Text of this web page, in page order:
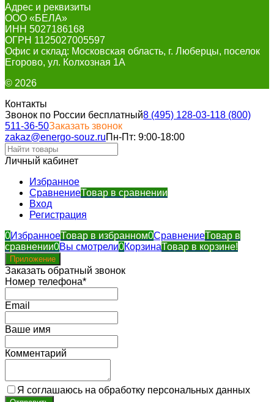
Адрес и реквизиты
ООО «БЕЛА»
ИНН 5027186168
ОГРН 1125027005597
Офис и склад: Московская область, г. Люберцы, поселок
Егорово, ул. Колхозная 1А
© 2026
Контакты
Звонок по России бесплатный8 (495) 128-03-118 (800)
511-36-50Заказать звонок
zakaz@energo-souz.ruПн-Пт: 9:00-18:00
Личный кабинет
Избранное
СравнениеТовар в сравнении
Вход
Регистрация
0ИзбранноеТовар в избранном0СравнениеТовар в
сравнении0Вы смотрели0КорзинаТовар в корзине!
Приложение
Заказать обратный звонок
Номер телефона*
Email
Ваше имя
Комментарий
Я соглашаюсь на обработку персональных данных